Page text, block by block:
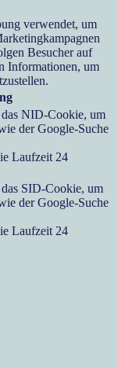
verwendet, um
Besucher auf
Informationen, um
NID-Cookie, um
der Google-Suche
Laufzeit 24
SID-Cookie, um
der Google-Suche
Laufzeit 24